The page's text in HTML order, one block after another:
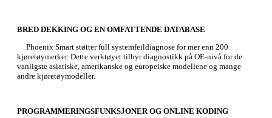
BRED DEKKING OG EN OMFATTENDE DATABASE
Phoenix Smart støtter full systemfeildiagnose for mer enn 200
kjøretøymerker. Dette verktøyet tilbyr diagnostikk på OE-nivå for de
vanligste asiatiske, amerikanske og europeiske modellene og mange
andre kjøretøymodeller.
PROGRAMMERINGSFUNKSJONER OG ONLINE KODING